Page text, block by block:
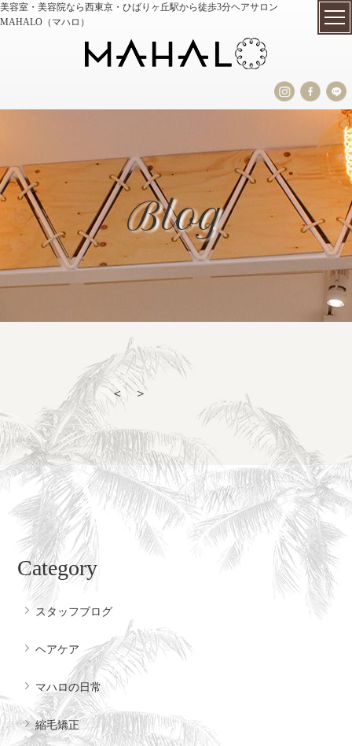
美容室・美容院なら西東京・ひばりヶ丘駅から徒歩3分ヘアサロン
MAHALO（マハロ）
Blog
＜ ＞
Category
スタッフブログ
ヘアケア
マハロの日常
縮毛矯正